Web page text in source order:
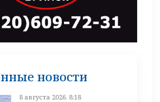
новости
8 августа 2026, 8:18